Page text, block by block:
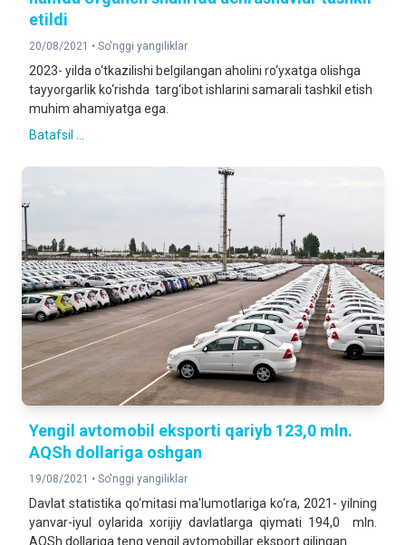
etildi
20/08/2021 • So'nggi yangiliklar
2023- yilda o‘tkazilishi belgilangan aholini ro‘yxatga olishga
tayyorgarlik ko‘rishda targ‘ibot ishlarini samarali tashkil etish
muhim ahamiyatga ega.
Batafsil ...
Yengil avtomobil eksporti qariyb 123,0 mln.
AQSh dollariga oshgan
19/08/2021 • So'nggi yangiliklar
Davlat statistika qo‘mitasi ma'lumotlariga ko‘ra, 2021- yilning
yanvar-iyul oylarida xorijiy davlatlarga qiymati 194,0 mln.
AQSh dollariga teng yengil avtomobillar eksport qilingan.